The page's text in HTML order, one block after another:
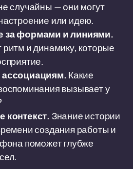
случайны — они могут
или идею.
за формами и линиями.
и динамику, которые
Какие
вызывает у
контекст. Знание истории
создания работы и
фона поможет глубже